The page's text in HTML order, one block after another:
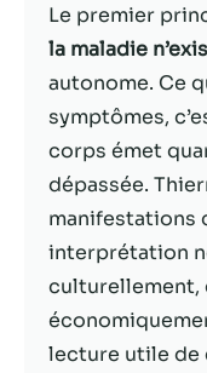
Le premier
la maladie
autonome. Ce
symptômes,
corps émet
dépassée.
manifestations
interprétation
culturellement,
lecture utile de